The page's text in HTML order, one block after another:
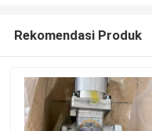
Rekomendasi Produk